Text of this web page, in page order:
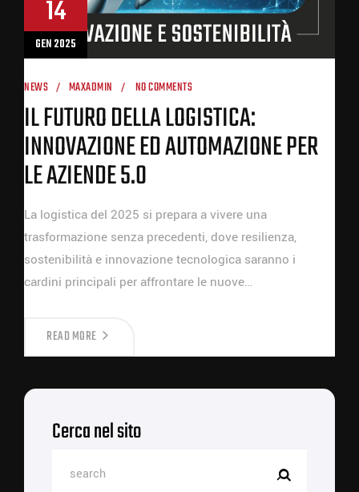
14
GEN 2025
NEWS MAXADMIN NO COMMENTS
IL FUTURO DELLA LOGISTICA:
INNOVAZIONE ED AUTOMAZIONE PER
LE AZIENDE 5.0
La logistica del 2025 si prepara a vivere una
trasformazione senza precedenti, dove resilienza,
sostenibilità e innovazione tecnologica saranno i
cardini principali per affrontare le nuove…
READ MORE
Cerca nel sito